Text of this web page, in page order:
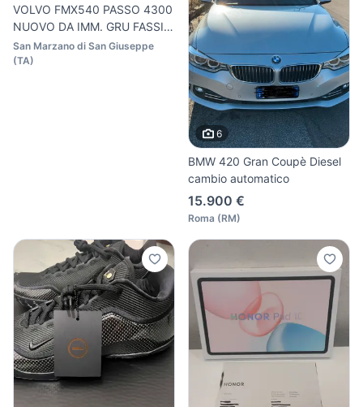
VOLVO FMX540 PASSO 4300
NUOVO DA IMM. GRU FASSI
F7
San Marzano di San Giuseppe
(TA)
6
BMW 420 Gran Coupè Diesel
cambio automatico
15.900 €
Roma (RM)